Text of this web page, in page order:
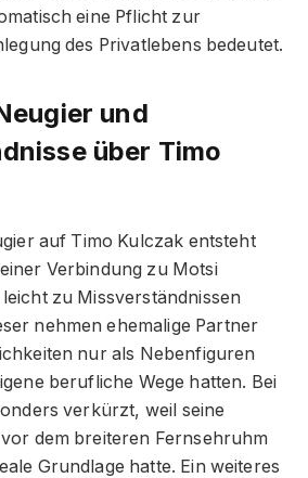
eine Pflicht zur
des Privatlebens bedeutet.
und
über Timo
auf Timo Kulczak entsteht
Verbindung zu Motsi
zu Missverständnissen
nehmen ehemalige Partner
nur als Nebenfiguren
berufliche Wege hatten. Bei
verkürzt, weil seine
dem breiteren Fernsehruhm
Grundlage hatte. Ein weiteres